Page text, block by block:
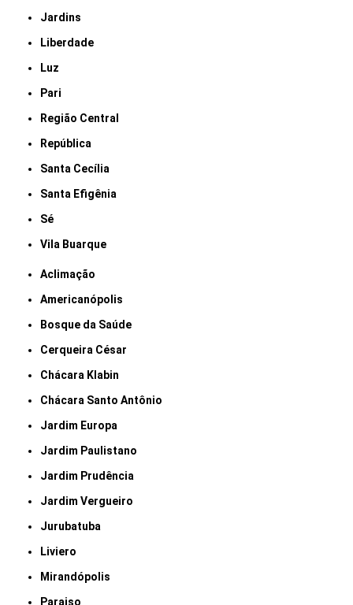
Jardins
Liberdade
Luz
Pari
Região Central
República
Santa Cecília
Santa Efigênia
Sé
Vila Buarque
Aclimação
Americanópolis
Bosque da Saúde
Cerqueira César
Chácara Klabin
Chácara Santo Antônio
Jardim Europa
Jardim Paulistano
Jardim Prudência
Jardim Vergueiro
Jurubatuba
Liviero
Mirandópolis
Paraiso